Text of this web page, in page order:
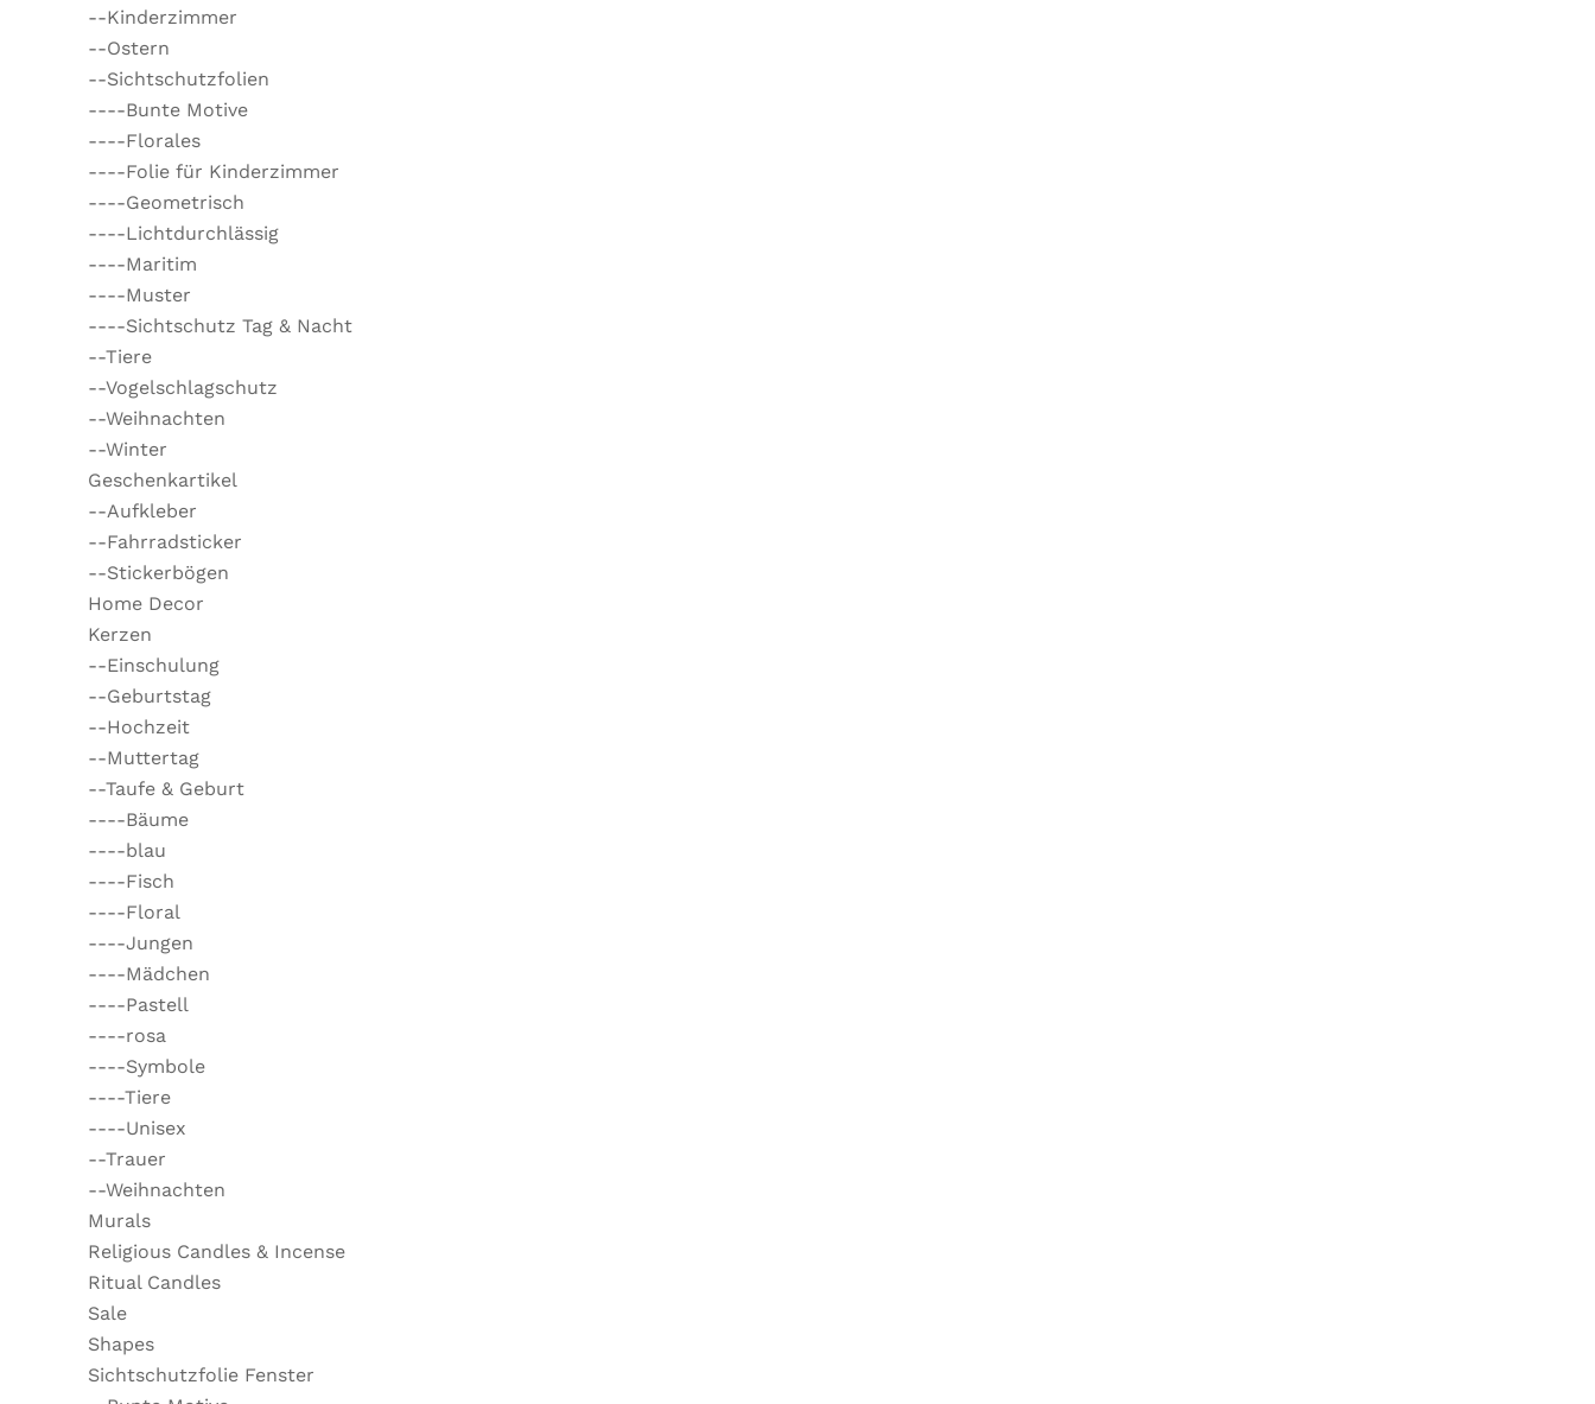
--Kinderzimmer
--Ostern
--Sichtschutzfolien
----Bunte Motive
----Florales
----Folie für Kinderzimmer
----Geometrisch
----Lichtdurchlässig
----Maritim
----Muster
----Sichtschutz Tag & Nacht
--Tiere
--Vogelschlagschutz
--Weihnachten
--Winter
Geschenkartikel
--Aufkleber
--Fahrradsticker
--Stickerbögen
Home Decor
Kerzen
--Einschulung
--Geburtstag
--Hochzeit
--Muttertag
--Taufe & Geburt
----Bäume
----blau
----Fisch
----Floral
----Jungen
----Mädchen
----Pastell
----rosa
----Symbole
----Tiere
----Unisex
--Trauer
--Weihnachten
Murals
Religious Candles & Incense
Ritual Candles
Sale
Shapes
Sichtschutzfolie Fenster